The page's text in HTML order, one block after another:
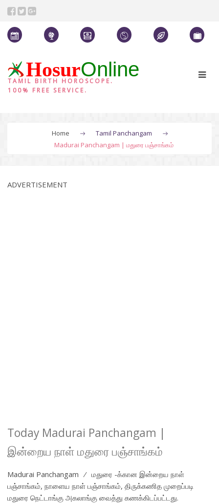
HosurOnline
TAMIL BIRTH HOROSCOPE.
100% FREE SERVICE.
Home
Tamil Panchangam
Madurai Panchangam | மதுரை பஞ்சாங்கம்
ADVERTISEMENT
Today Madurai Panchangam |
இன்றைய நாள் மதுரை பஞ்சாங்கம்
Madurai Panchangam ⁄ மதுரை -க்கான இன்றைய நாள்
பஞ்சாங்கம், நாளைய நாள் பஞ்சாங்கம், திருக்கணித முறைப்படி
மதுரை நெட்டாங்கு அகலாங்கு வைத்து கணக்கிடப்பட்டது.